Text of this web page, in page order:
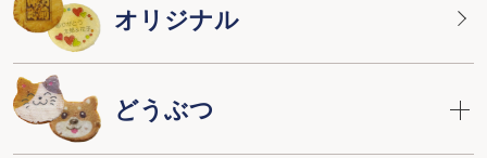
オリジナル
どうぶつ